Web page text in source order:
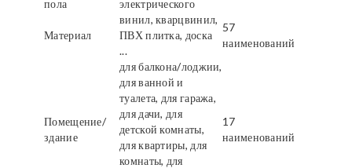
пола
электрического
Материал
винил, кварцвинил,
ПВХ плитка, доска
...
57
наименований
Помещение/
здание
для балкона/лоджии,
для ванной и
туалета, для гаража,
для дачи, для
детской комнаты,
для квартиры, для
комнаты, для
17
наименований